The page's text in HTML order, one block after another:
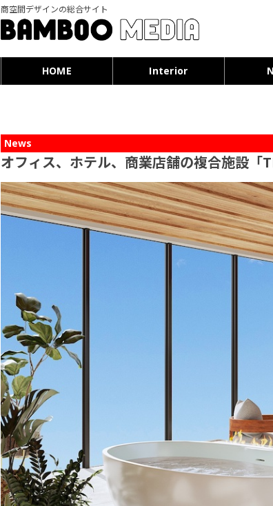
商空間デザインの総合サイト
HOME Interior
News
オフィス、ホテル、商業店舗の複合施設